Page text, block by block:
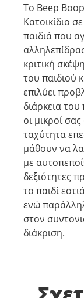
Το Beep
Κατοικίδιο
παιδιά που
κριτική
του παιδιού
επιλύει
διάρκεια
οι μικροί
ταχύτητα
μάθουν να
με
δεξιότητες
το παιδί
ενώ
στον
διάκριση.